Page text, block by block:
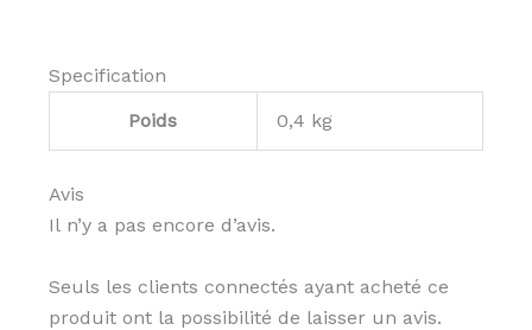
Specification
Poids
0,4 kg
Avis
Il n’y a pas encore d’avis.
Seuls les clients connectés ayant acheté ce
produit ont la possibilité de laisser un avis.